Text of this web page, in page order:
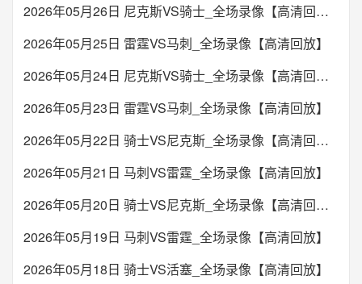
2026年05月26日 尼克斯VS骑士_全场录像【高清回放】
2026年05月25日 雷霆VS马刺_全场录像【高清回放】
2026年05月24日 尼克斯VS骑士_全场录像【高清回放】
2026年05月23日 雷霆VS马刺_全场录像【高清回放】
2026年05月22日 骑士VS尼克斯_全场录像【高清回放】
2026年05月21日 马刺VS雷霆_全场录像【高清回放】
2026年05月20日 骑士VS尼克斯_全场录像【高清回放】
2026年05月19日 马刺VS雷霆_全场录像【高清回放】
2026年05月18日 骑士VS活塞_全场录像【高清回放】